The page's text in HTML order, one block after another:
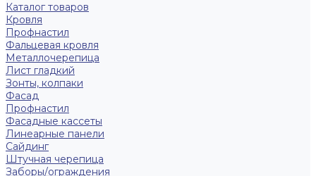
Каталог товаров
Кровля
Профнастил
Фальцевая кровля
Металлочерепица
Лист гладкий
Зонты, колпаки
Фасад
Профнастил
Фасадные кассеты
Линеарные панели
Сайдинг
Штучная черепица
Заборы/ограждения